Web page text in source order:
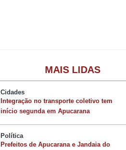
MAIS LIDAS
Cidades
Integração no transporte coletivo tem
início segunda em Apucarana
Política
Prefeitos de Apucarana e Jandaia do